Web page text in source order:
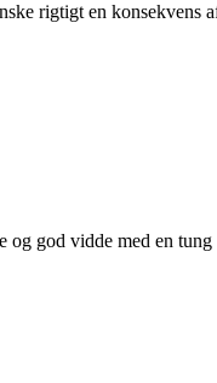
rigtigt en
og god vidde med en